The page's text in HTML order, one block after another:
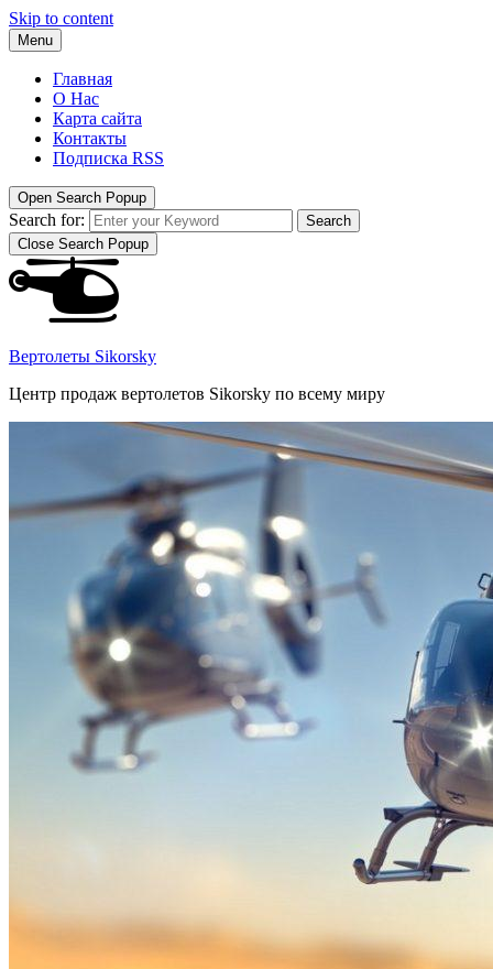
Skip to content
Menu
Главная
О Нас
Карта сайта
Контакты
Подписка RSS
Open Search Popup
Search for:
Search
Close Search Popup
Вертолеты Sikorsky
Центр продаж вертолетов Sikorsky по всему миру